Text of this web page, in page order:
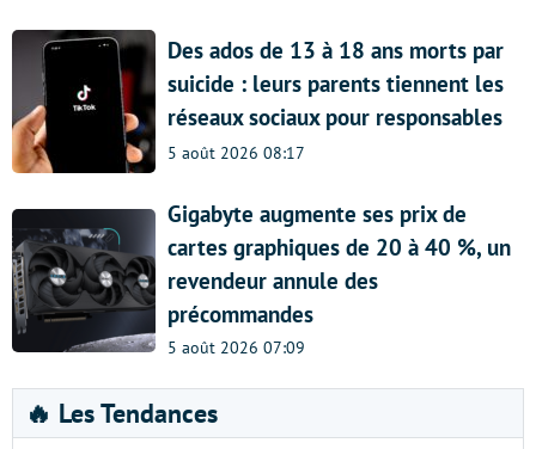
Des ados de 13 à 18 ans morts par
suicide : leurs parents tiennent les
réseaux sociaux pour responsables
5 août 2026 08:17
Gigabyte augmente ses prix de
cartes graphiques de 20 à 40 %, un
revendeur annule des
précommandes
5 août 2026 07:09
🔥 Les Tendances